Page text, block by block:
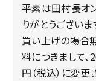
平素は田村長オ
りがとうございま
買い上げの場合
料につきまして
円（税込）に変